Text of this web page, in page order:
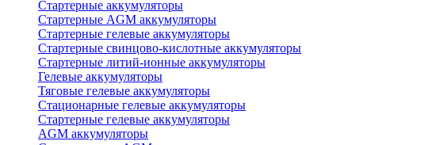
Стартерные аккумуляторы
Стартерные AGM аккумуляторы
Стартерные гелевые аккумуляторы
Стартерные свинцово-кислотные аккумуляторы
Стартерные литий-ионные аккумуляторы
Гелевые аккумуляторы
Тяговые гелевые аккумуляторы
Стационарные гелевые аккумуляторы
Стартерные гелевые аккумуляторы
AGM аккумуляторы